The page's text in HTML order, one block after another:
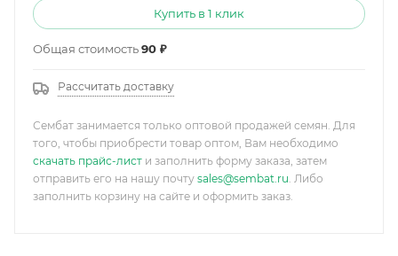
Купить в 1 клик
Общая стоимость90 ₽
Рассчитать доставку
Сембат занимается только оптовой продажей семян. Для
того, чтобы приобрести товар оптом, Вам необходимо
скачать прайс-лист и заполнить форму заказа, затем
отправить его на нашу почту sales@sembat.ru. Либо
заполнить корзину на сайте и оформить заказ.